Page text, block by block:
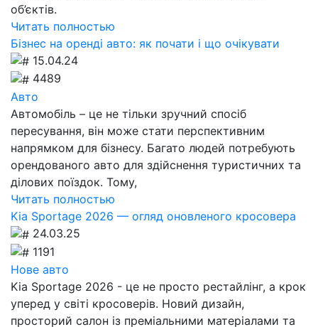
об’єктів.
Читать полностью
Бізнес на оренді авто: як почати і що очікувати
15.04.24
4489
Авто
Автомобіль – це не тільки зручний спосіб
пересування, він може стати перспективним
напрямком для бізнесу. Багато людей потребують
орендованого авто для здійснення туристичних та
ділових поїздок. Тому,
Читать полностью
Kia Sportage 2026 — огляд оновленого кросовера
24.03.25
1191
Нове авто
Kia Sportage 2026 - це не просто рестайлінг, а крок
уперед у світі кросоверів. Новий дизайн,
просторий салон із преміальними матеріалами та